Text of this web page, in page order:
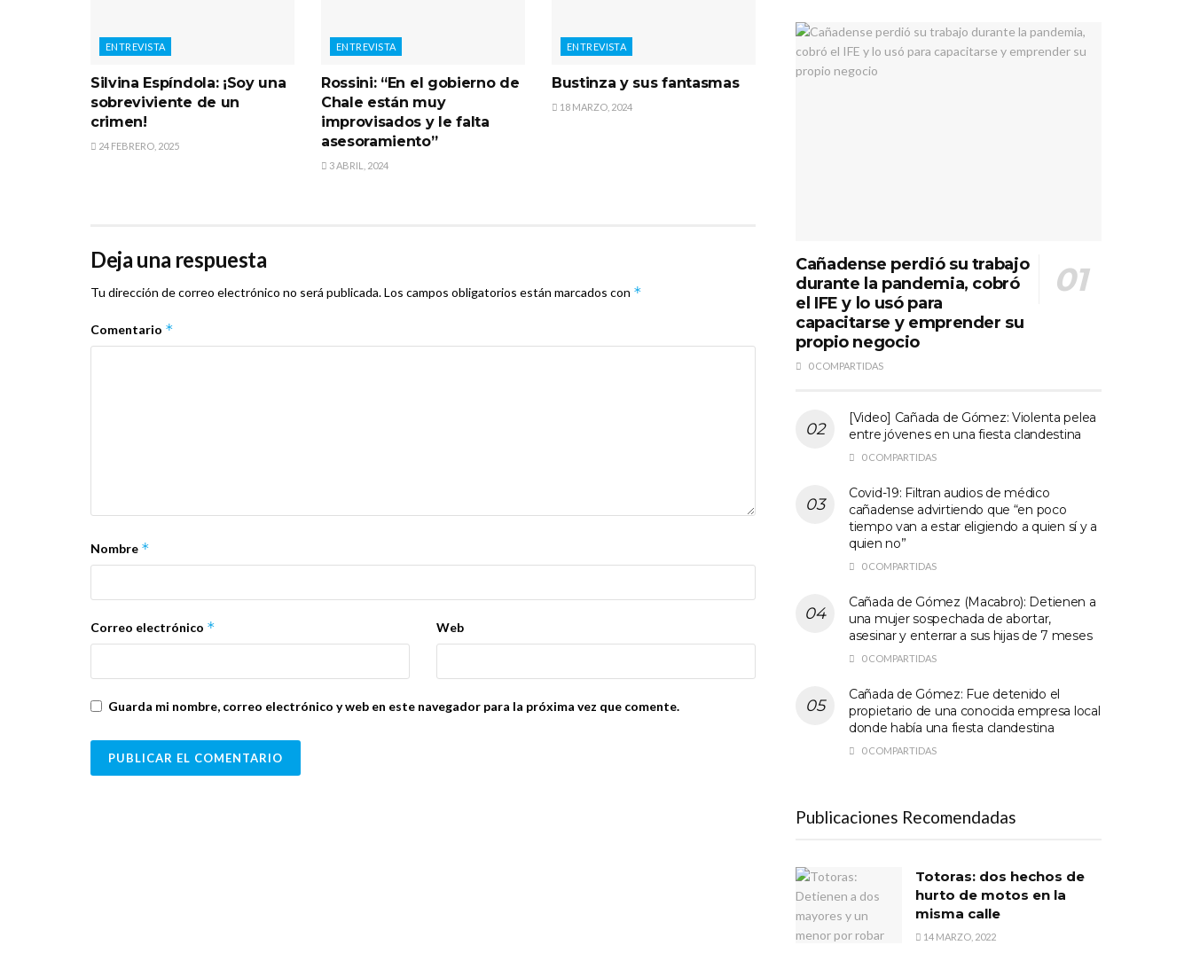
ENTREVISTA
Silvina Espíndola: ¡Soy una
sobreviviente de un
crimen!
24 FEBRERO, 2025
ENTREVISTA
Rossini: “En el gobierno de
Chale están muy
improvisados y le falta
asesoramiento”
3 ABRIL, 2024
ENTREVISTA
Bustinza y sus fantasmas
18 MARZO, 2024
Deja una respuesta
Tu dirección de correo electrónico no será publicada.Los campos obligatorios están marcados con *
Comentario *
Nombre *
Correo electrónico * Web
Guarda mi nombre, correo electrónico y web en este navegador para la próxima vez que comente.
Cañadense perdió su trabajo
durante la pandemia, cobró
el IFE y lo usó para
capacitarse y emprender su
propio negocio
0 COMPARTIDAS
[Video] Cañada de Gómez: Violenta pelea
entre jóvenes en una fiesta clandestina
0 COMPARTIDAS
Covid-19: Filtran audios de médico
cañadense advirtiendo que “en poco
tiempo van a estar eligiendo a quien sí y a
quien no”
0 COMPARTIDAS
Cañada de Gómez (Macabro): Detienen a
una mujer sospechada de abortar,
asesinar y enterrar a sus hijas de 7 meses
0 COMPARTIDAS
Cañada de Gómez: Fue detenido el
propietario de una conocida empresa local
donde había una fiesta clandestina
0 COMPARTIDAS
Publicaciones Recomendadas
Totoras: dos hechos de
hurto de motos en la
misma calle
14 MARZO, 2022